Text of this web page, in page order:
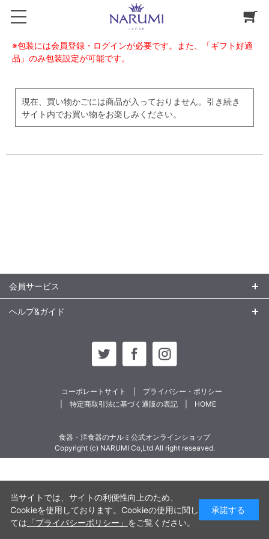
※包装には会員登録・ログインが必要です。また、「ギフト好適
品」のみ包装設定が可能です。
現在、買い物かごには商品が入っておりません。引き続き
サイト内でお買い物をお楽しみください。
会員サービス
ヘルプ&ガイド
コーポレートサイト
プライバシー・ポリシー
特定商取引法に基づく通販の表記
HOME
食器・洋食器のナルミ公式オンラインショップ
Copyright (c) NARUMI Co,Ltd All right reseaved.
当サイトでは、サイトの利便性向上のため、
Cookieを使用しております。Cookieの使用に関し
ては 「プライバシーポリシー」 をご覧ください。
承諾する